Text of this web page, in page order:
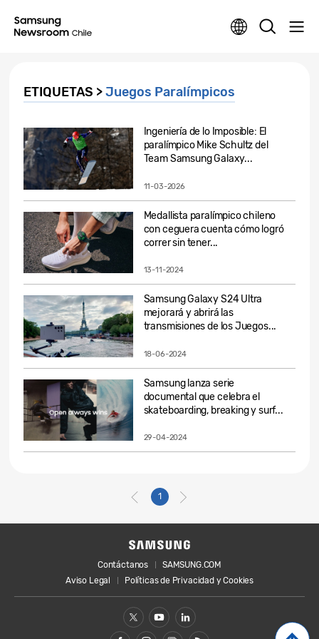
ETIQUETAS >Juegos Paralímpicos
Ingeniería de lo Imposible: El
paralímpico Mike Schultz del
Team Samsung Galaxy...
11-03-2026
Medallista paralímpico chileno
con ceguera cuenta cómo logró
correr sin tener...
13-11-2024
Samsung Galaxy S24 Ultra
mejorará y abrirá las
transmisiones de los Juegos...
18-06-2024
Samsung lanza serie
documental que celebra el
skateboarding, breaking y surf...
29-04-2024
1
Contáctanos
SAMSUNG.COM
Aviso Legal
Políticas de Privacidad y Cookies